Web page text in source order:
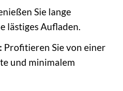
Sie lange
lästiges Aufladen.
Profitieren Sie von einer
und minimalem